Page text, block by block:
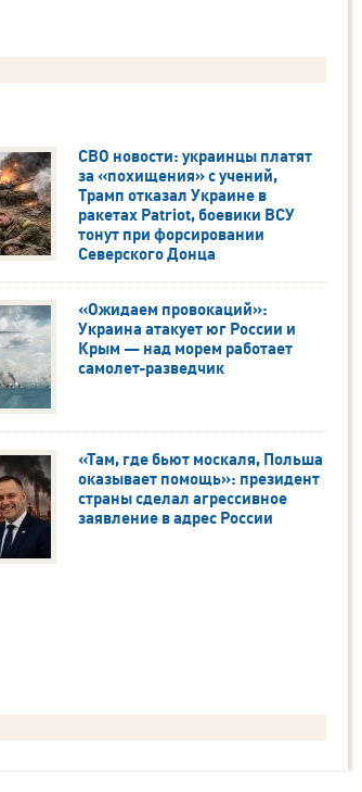
СВО новости: украинцы платят
за «похищения» с учений,
Трамп отказал Украине в
ракетах Patriot, боевики ВСУ
тонут при форсировании
Северского Донца
«Ожидаем провокаций»:
Украина атакует юг России и
Крым — над морем работает
самолет-разведчик
«Там, где бьют москаля, Польша
оказывает помощь»: президент
страны сделал агрессивное
заявление в адрес России